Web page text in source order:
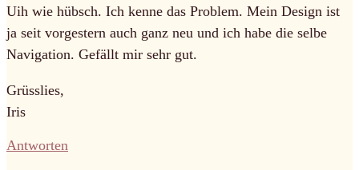
Uih wie hübsch. Ich kenne das Problem. Mein Design ist
ja seit vorgestern auch ganz neu und ich habe die selbe
Navigation. Gefällt mir sehr gut.
Grüsslies,
Iris
Antworten